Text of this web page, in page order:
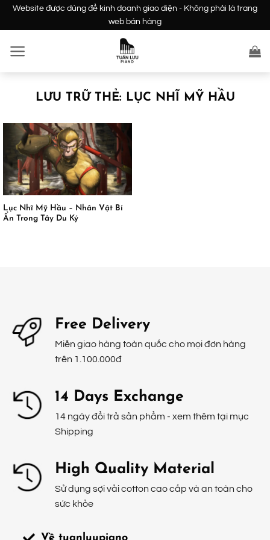
dung
Website được dùng để kinh doanh giao diện - Không phải là trang
web bán hàng
LƯU TRỮ THẺ: LỤC NHĨ MỸ HẦU
Lục Nhĩ Mỹ Hầu – Nhân Vật Bí
Ẩn Trong Tây Du Ký
Free Delivery
Miễn giao hàng toàn quốc cho mọi đơn hàng
trên 1.100.000đ
14 Days Exchange
14 ngày đổi trả sản phẩm - xem thêm tại mục
Shipping
High Quality Material
Sử dụng sợi vải cotton cao cấp và an toàn cho
sức khỏe